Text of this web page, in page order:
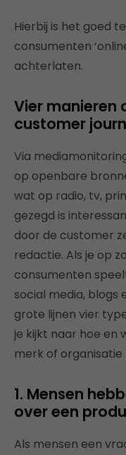
Hierbij is het goed
consumenten
achterlaten.
Vier manieren
customer
Via
op openbare
wat op radio, tv,
gezegd is
door de customer
redactie. Als je op
consumenten
social media, blogs
grote lijnen vier
je kijkt naar hoe en
merk of
1. Mensen
over een
Als mensen een